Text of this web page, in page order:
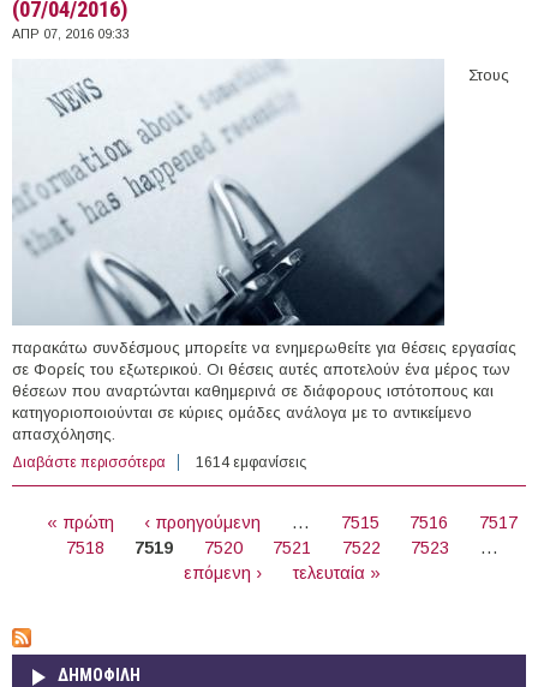
(07/04/2016)
ΑΠΡ 07, 2016 09:33
Στους
παρακάτω συνδέσμους μπορείτε να ενημερωθείτε για θέσεις εργασίας
σε Φορείς του εξωτερικού. Οι θέσεις αυτές αποτελούν ένα μέρος των
θέσεων που αναρτώνται καθημερινά σε διάφορους ιστότοπους και
κατηγοριοποιούνται σε κύριες ομάδες ανάλογα με το αντικείμενο
απασχόλησης.
Διαβάστε περισσότερα για 40 θέσεις εργασίας σε Φορείς του εξωτερικού
(07/04/2016)
1614 εμφανίσεις
« πρώτη ‹ προηγούμενη … 7515 7516
7517
7518
7519 7520 7521 7522 7523
…
επόμενη ›
τελευταία »
ΔΗΜΟΦΙΛΗ